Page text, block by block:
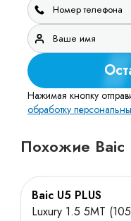
Нажимая кнопку
обработку
Похожие Baic
Baic U5 PLUS
Luxury 1.5 5MT